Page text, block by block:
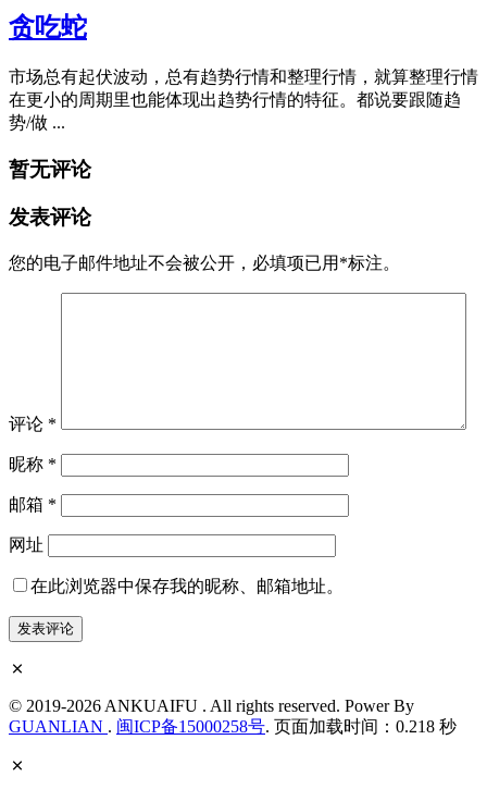
贪吃蛇
市场总有起伏波动，总有趋势行情和整理行情，就算整理行情
在更小的周期里也能体现出趋势行情的特征。都说要跟随趋
势/做 ...
暂无评论
发表评论
您的电子邮件地址不会被公开， 必填项已用 *标注。
评论 *
昵称 *
邮箱 *
网址
在此浏览器中保存我的昵称、邮箱地址。
© 2019-2026 ANKUAIFU . All rights reserved. Power By
GUANLIAN . 闽ICP备15000258号. 页面加载时间：0.218 秒